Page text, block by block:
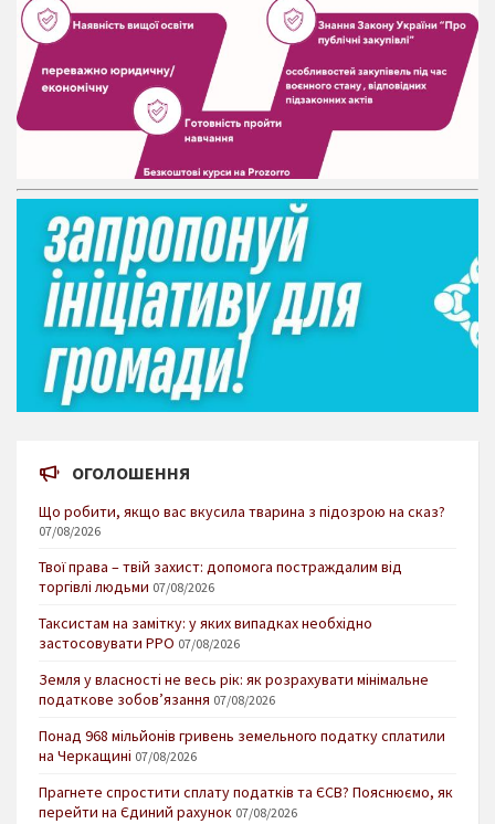
ОГОЛОШЕННЯ
Що робити, якщо вас вкусила тварина з підозрою на сказ?
07/08/2026
Твої права – твій захист: допомога постраждалим від
торгівлі людьми 07/08/2026
Таксистам на замітку: у яких випадках необхідно
застосовувати РРО 07/08/2026
Земля у власності не весь рік: як розрахувати мінімальне
податкове зобов’язання 07/08/2026
Понад 968 мільйонів гривень земельного податку сплатили
на Черкащині 07/08/2026
Прагнете спростити сплату податків та ЄСВ? Пояснюємо, як
перейти на Єдиний рахунок 07/08/2026